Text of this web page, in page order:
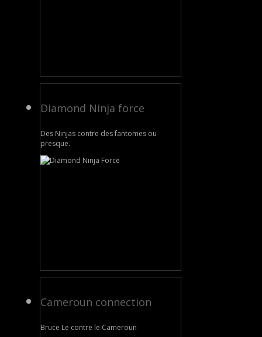
Diamond Ninja force
Des Ninjas contre des fantomes ou
presque.
Cameroun connection
Bruce Le contre le Cameroun